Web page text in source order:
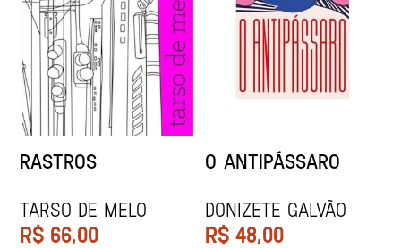
RASTROS
Tarso de Melo
R$ 66,00
O ANTIPÁSSARO
Donizete Galvão
R$ 48,00